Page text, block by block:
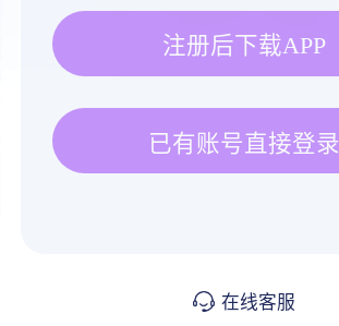
注册后下载APP
已有账号直接登录
在线客服